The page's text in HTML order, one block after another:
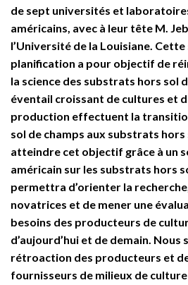
de sept universités et
américains, avec à leur tête M.
l’Université de la Louisiane.
planification a pour objectif de
la science des substrats hors sol
éventail croissant de cultures et
production effectuent la
sol de champs aux substrats
atteindre cet objectif grâce à un
américain sur les substrats hors
permettra d’orienter la
novatrices et de mener une
besoins des producteurs de
d’aujourd’hui et de demain. Nous
rétroaction des producteurs et
fournisseurs de milieux de